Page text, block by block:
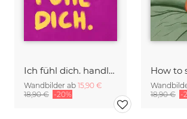
Ich fühl dich. handlettering
Wandbilder ab 15,90 €
18,90 € -20%
18,90 € -